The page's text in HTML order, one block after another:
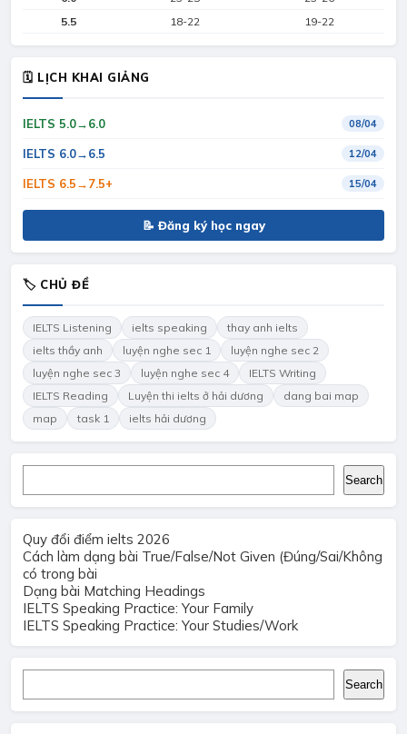
5.5
18-22 19-22
🗓 LỊCH KHAI GIẢNG
IELTS 5.0→6.0 08/04
IELTS 6.0→6.5 12/04
IELTS 6.5→7.5+ 15/04
📝 Đăng ký học ngay
🏷 CHỦ ĐỀ
IELTS Listening ielts speaking
thay anh ielts
ielts thầy anh
luyện nghe sec 1
luyện nghe sec 2
luyện nghe sec 3
luyện nghe sec 4
IELTS Writing
IELTS Reading
Luyện thi ielts ở hải dương
dang bai map
map
task 1 ielts hải dương
Search
Quy đổi điểm ielts 2026
Cách làm dạng bài True/False/Not Given (Đúng/Sai/Không
có trong bài
Dạng bài Matching Headings
IELTS Speaking Practice: Your Family
IELTS Speaking Practice: Your Studies/Work
Search